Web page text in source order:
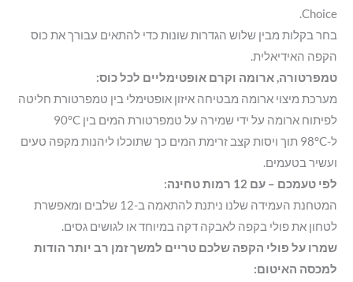
Choice.
בחר בקלות מבין שלוש הגדרות שונות כדי להתאים עבורך את כוס
הקפה האידיאלית.
טמפרטורה, ארומה וקרם אופטימליים לכל כוס:
מערכת מיצוי ארומה מבטיחה איזון אופטימלי בין טמפרטורת חליטה
לפיתוח ארומה על ידי שמירה על טמפרטורת המים בין 90°C
ל-98°C תוך ויסות קצב זרימת המים כך שתוכלו ליהנות מקפה טעים
ועשיר בטעמים.
לפי טעמכם – עם 12 רמות טחינה:
המטחנת העמידה שלנו ניתנת להתאמה ב-12 שלבים ומאפשרת
לטחון את פולי בקפה לאבקה דקה במיוחד או לגושים גסים.
שמרו על פולי הקפה שלכם טריים למשך זמן רב יותר הודות
למכסה האיטום: